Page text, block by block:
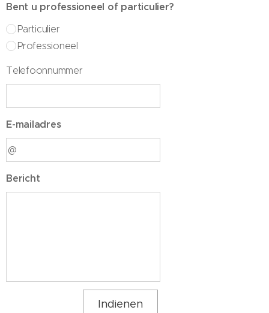
Bent u professioneel of particulier?
Particulier
Professioneel
Telefoonnummer
E-mailadres
Bericht
Indienen